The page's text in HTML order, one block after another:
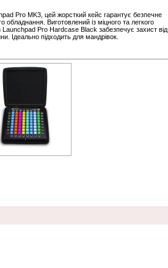
Pro MK3, цей жорсткий кейс гарантує безпечне
обладнання. Виготовлений із міцного та легкого
Pro Hardcase Black забезпечує захист від
Ідеально підходить для мандрівок.